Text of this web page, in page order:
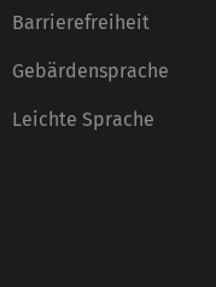
Barrierefreiheit
Gebärdensprache
Leichte Sprache